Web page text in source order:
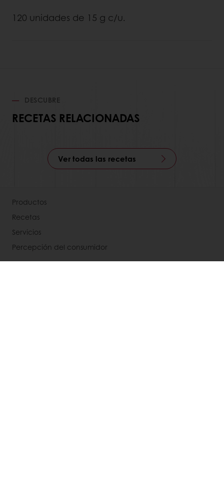
120 unidades de 15 g c/u.
DESCUBRE
RECETAS RELACIONADAS
Ver todas las recetas
Productos
Recetas
Servicios
Percepción del consumidor